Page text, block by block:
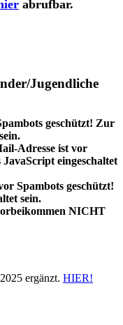
abrufbar.
Jugendliche
geschützt! Zur
Adresse ist vor
eingeschaltet
Spambots geschützt!
sein.
NICHT
ergänzt. HIER!